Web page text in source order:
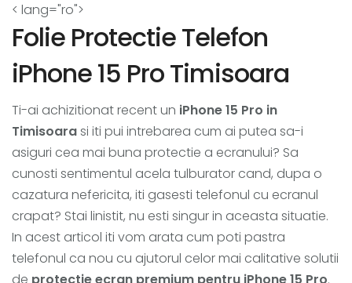
< lang="ro">
Folie Protectie Telefon
iPhone 15 Pro Timisoara
Ti-ai achizitionat recent un iPhone 15 Pro in
Timisoarasi iti pui intrebarea cum ai putea sa-i
asiguri cea mai buna protectie a ecranului? Sa
cunosti sentimentul acela tulburator cand, dupa o
cazatura nefericita, iti gasesti telefonul cu ecranul
crapat? Stai linistit, nu esti singur in aceasta situatie.
In acest articol iti vom arata cum poti pastra
telefonul ca nou cu ajutorul celor mai calitative solutii